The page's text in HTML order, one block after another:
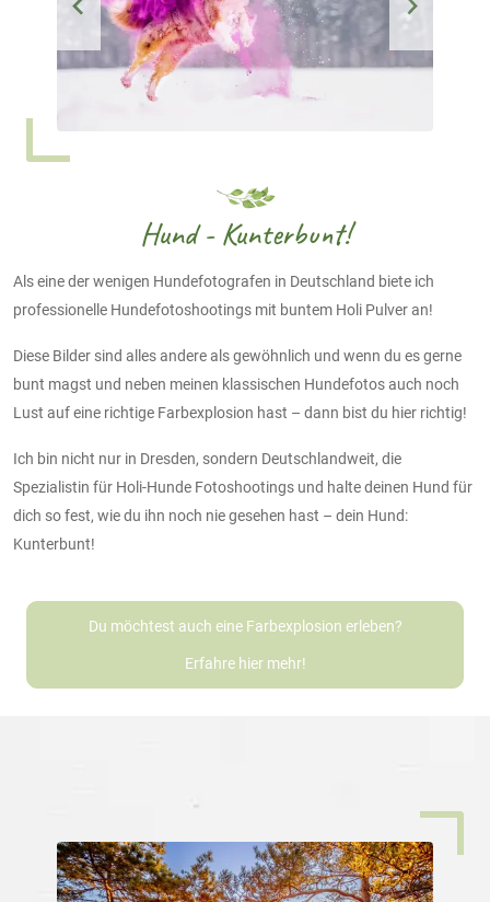
Hund - Kunterbunt!
Als eine der wenigen Hundefotografen in Deutschland biete ich
professionelle Hundefotoshootings mit buntem Holi Pulver an!
Diese Bilder sind alles andere als gewöhnlich und wenn du es gerne
bunt magst und neben meinen klassischen Hundefotos auch noch
Lust auf eine richtige Farbexplosion hast – dann bist du hier richtig!
Ich bin nicht nur in Dresden, sondern Deutschlandweit, die
Spezialistin für Holi-Hunde Fotoshootings und halte deinen Hund für
dich so fest, wie du ihn noch nie gesehen hast – dein Hund:
Kunterbunt!
Du möchtest auch eine Farbexplosion erleben?
Erfahre hier mehr!